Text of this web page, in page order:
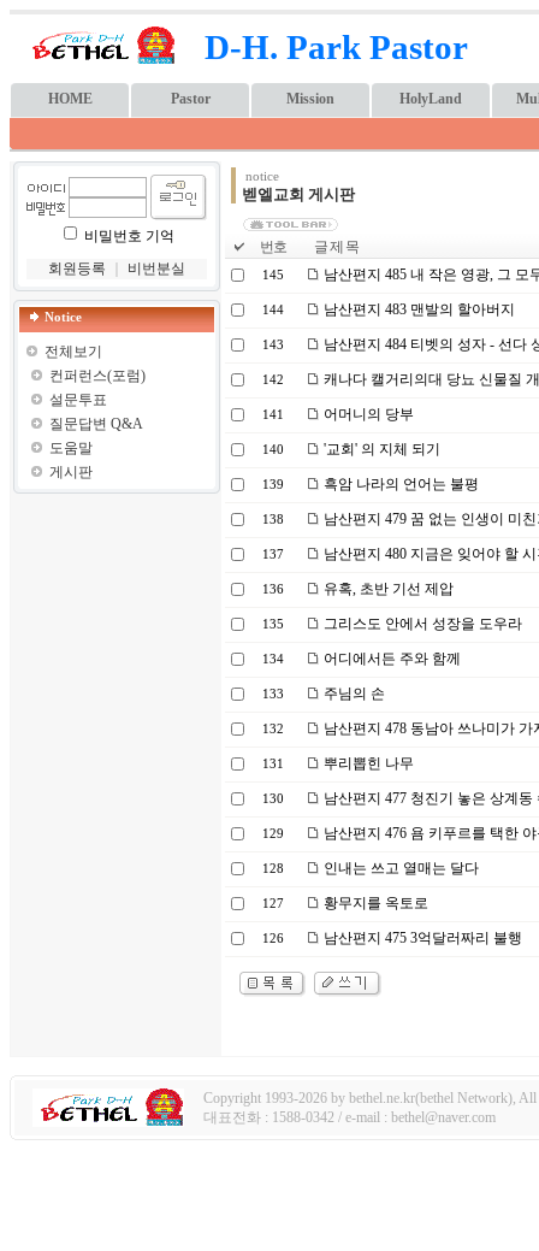
D-H. Park Pastor
HOME Pastor Mission HolyLand
비밀번호 기억
회원등록
비번분실
Notice
전체보기
컨퍼런스(포럼)
설문투표
질문답변 Q&A
도움말
게시판
notice
벧엘교회 게시판
번호 글 제 목
145 남산편지 485 내 작은 영광, 그 모
144 남산편지 483 맨발의 할아버지
143 남산편지 484 티벳의 성자 - 선다
142 캐나다 캘거리의대 당뇨 신물질
141 어머니의 당부
140 '교회' 의 지체 되기
139 흑암 나라의 언어는 불평
138 남산편지 479 꿈 없는 인생이 미
137 남산편지 480 지금은 잊어야 할
136 유혹, 초반 기선 제압
135 그리스도 안에서 성장을 도우라
134 어디에서든 주와 함께
133 주님의 손
132 남산편지 478 동남아 쓰나미가 가
131 뿌리뽑힌 나무
130 남산편지 477 청진기 놓은 상계동
129 남산편지 476 욤 키푸르를 택한
128 인내는 쓰고 열매는 달다
127 황무지를 옥토로
126 남산편지 475 3억달러짜리 불행
Copyright 1993-2026 by bethel.ne.kr(bethel Network), All
대표전화 : 1588-0342 / e-mail : bethel@naver.com